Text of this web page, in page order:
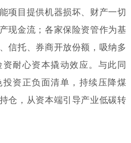
项目提供机器损坏、财产一切
现金流；各家保险资管作为基
信托、券商开放份额，吸纳多
耐心资本撬动效应。与此同
资正负面清单，持续压降煤
仓，从资本端引导产业低碳转